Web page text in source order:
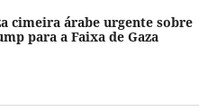
cimeira árabe urgente sobre
para a Faixa de Gaza